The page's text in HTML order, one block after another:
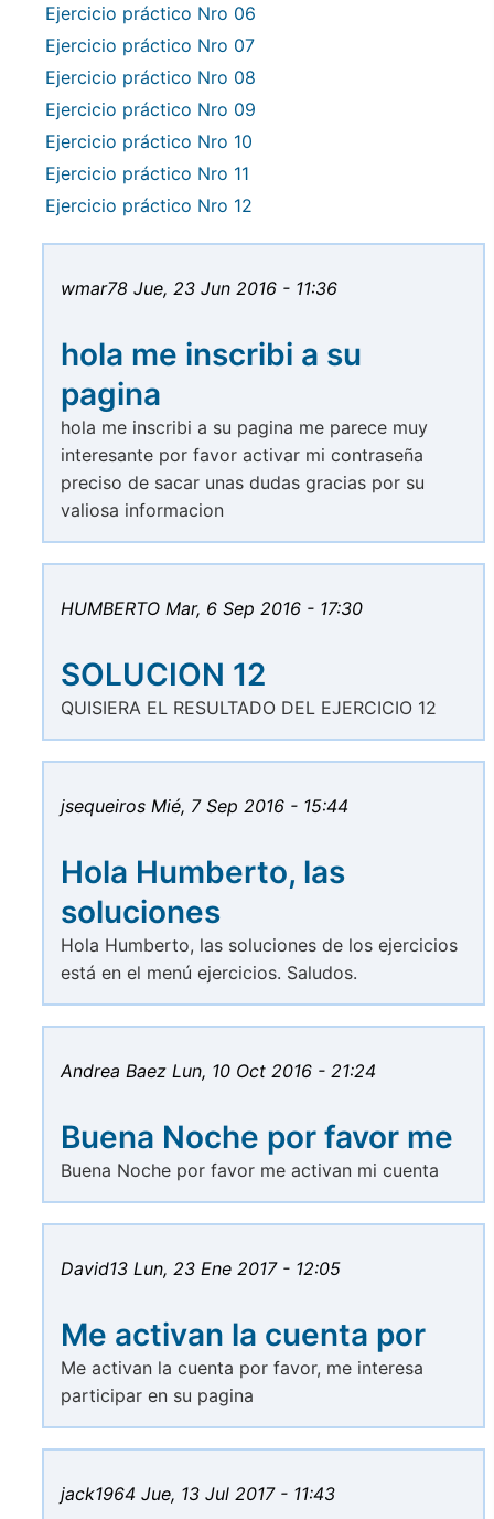
Ejercicio práctico Nro 06
Ejercicio práctico Nro 07
Ejercicio práctico Nro 08
Ejercicio práctico Nro 09
Ejercicio práctico Nro 10
Ejercicio práctico Nro 11
Ejercicio práctico Nro 12
wmar78 Jue, 23 Jun 2016 - 11:36
hola me inscribi a su
pagina
hola me inscribi a su pagina me parece muy
interesante por favor activar mi contraseña
preciso de sacar unas dudas gracias por su
valiosa informacion
HUMBERTO Mar, 6 Sep 2016 - 17:30
SOLUCION 12
QUISIERA EL RESULTADO DEL EJERCICIO 12
jsequeiros Mié, 7 Sep 2016 - 15:44
Hola Humberto, las
soluciones
Hola Humberto, las soluciones de los ejercicios
está en el menú ejercicios. Saludos.
Andrea Baez Lun, 10 Oct 2016 - 21:24
Buena Noche por favor me
Buena Noche por favor me activan mi cuenta
David13 Lun, 23 Ene 2017 - 12:05
Me activan la cuenta por
Me activan la cuenta por favor, me interesa
participar en su pagina
jack1964 Jue, 13 Jul 2017 - 11:43